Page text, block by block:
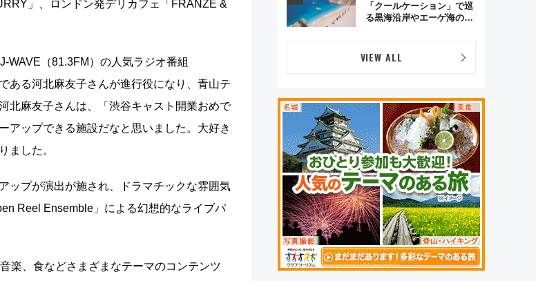
」、ロンドン発デリカフェ「FRANZÈ &
（81.3FM）の人気ラジオ番組
ある河北麻友子さんが進行役になり、青山テ
北麻友子さんは、「渋谷キャスト開業おめで
ップできる施設だなと思いました。大好き
ました。
ップが演出が施され、ドラマチックな雰囲気
Reel Ensemble」による幻想的なライブパ
楽、食などさまざまなテーマのコンテンツ
「クールケーション」で巡
る黒海沿岸やエーゲ海の避
オも認める『2026年に訪れ
るべき世界の旅先』
VIEW ALL